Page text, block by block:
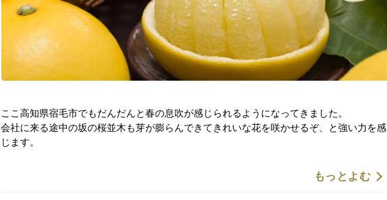
そして今年、おおぐし農園ではもうひとつ新しい動きが始まりました。
文旦苗木2,000本の植え付けがスタートしています。
苗木は、植えてすぐに実をつけるわけではありません。
時間をかけて根を張り、枝を伸ばし、
ここ高知県宿毛市でもだんだんと春の息吹が感じられるようになってきました。
会社に来る途中の坂の桜並木も芽が膨らんできてきれいな花を咲かせるぞ、と強い力を感
じます。
もっとよむ